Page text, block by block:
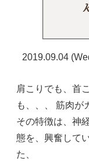
2019.09.04
肩こりでも、首
も、、、 筋肉が
その特徴は、神
態を、興奮して
た、